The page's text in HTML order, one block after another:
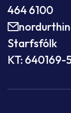
464 6100
Starfsfólk
KT: 640169-